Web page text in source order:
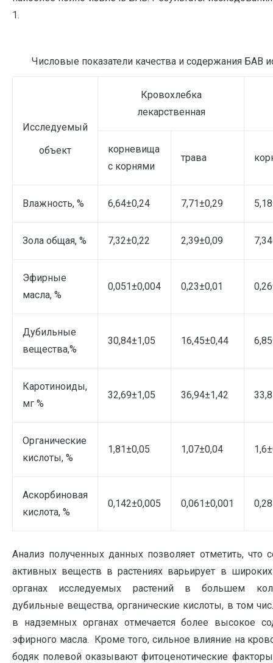
1.
Числовые показатели качества и содержания БАВ
Исследуемый
объект
Кровохлебка
лекарственная
корневища
с корнями
трава
Влажность, % 6,64±0,24 7,71±0,29
Зола общая, % 7,32±0,22 2,39±0,09
Эфирные
масла, %
0,051±0,004 0,23±0,01
Дубильные
вещества,%
30,84±1,05 16,45±0,44
Каротиноиды,
мг %
32,69±1,05 36,94±1,42
Органические
кислоты, %
1,81±0,05 1,07±0,04
Аскорбиновая
кислота, %
0,142±0,005 0,061±0,001
Анализ полученных данных позволяет отметить, что
активных веществ в растениях варьирует в
органах исследуемых растений в большем
дубильные вещества, органические кислоты, в том
в надземных органах отмечается более высокое
эфирного масла. Кроме того, сильное влияние на
бодяк полевой оказывают фитоценотические